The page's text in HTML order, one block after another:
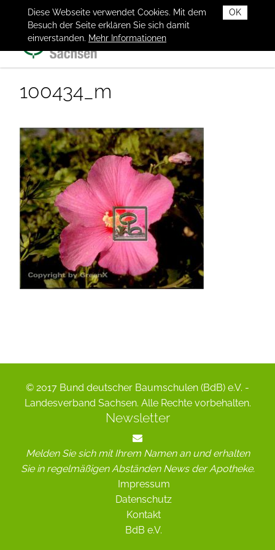
OK
Diese Webseite verwendet Cookies. Mit dem
Besuch der Seite erklären Sie sich damit
einverstanden. Mehr Informationen
100434_m
© 2017 Bund deutscher Baumschulen (BdB) e.V. -
Landesverband Sachsen. Alle Rechte vorbehalten.
Newsletter
Melden Sie sich mit Ihrem Namen an und erhalten
Sie in regelmäßigen Abständen News der Apotheke.
Impressum
Datenschutz
Kontakt
BdB e.V.